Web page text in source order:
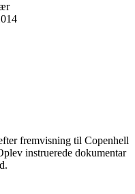
fremvisning til Copenhell
instruerede dokumentar